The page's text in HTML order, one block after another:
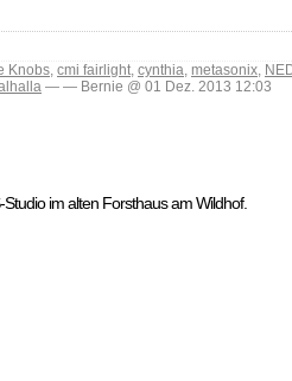
Knobs cmi fairlight cynthia metasonix
— — Bernie @ 01 Dez. 2013 12:03
im alten Forsthaus am Wildhof.